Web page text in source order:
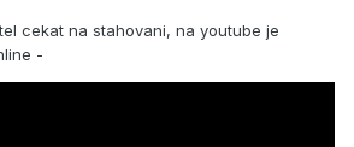
cekat na stahovani, na youtube je
-